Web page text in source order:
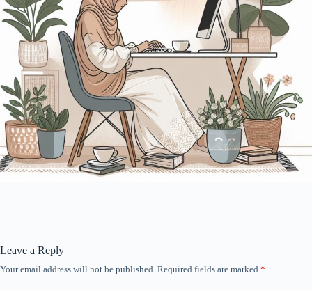
Leave a Reply
Your email address will not be published. Required fields are marked *